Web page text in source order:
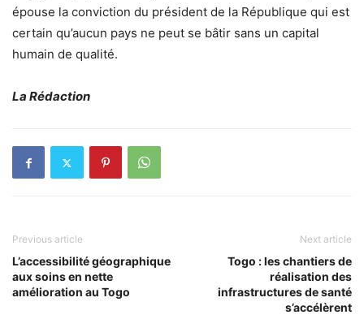
épouse la conviction du président de la République qui est
certain qu’aucun pays ne peut se bâtir sans un capital
humain de qualité.
La Rédaction
Previous article
L’accessibilité géographique
aux soins en nette
amélioration au Togo
Next article
Togo : les chantiers de
réalisation des
infrastructures de santé
s’accélèrent